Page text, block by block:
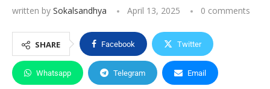
written by Sokalsandhya April 13, 2025 0 comments
SHARE Facebook Twitter
Whatsapp Telegram Email